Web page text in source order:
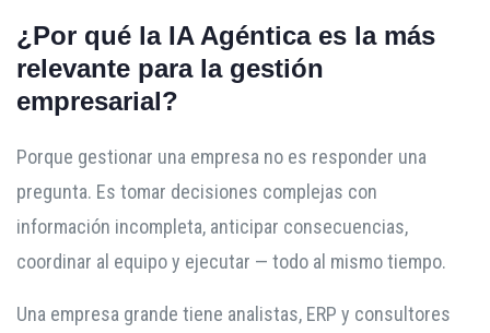
¿Por qué la IA Agéntica es la más
relevante para la gestión
empresarial?
Porque gestionar una empresa no es responder una
pregunta. Es tomar decisiones complejas con
información incompleta, anticipar consecuencias,
coordinar al equipo y ejecutar — todo al mismo tiempo.
Una empresa grande tiene analistas, ERP y consultores